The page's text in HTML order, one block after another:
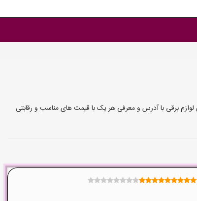
لوازم برقی با آدرس و معرفی هر یک با قیمت های مناسب و رقابتی